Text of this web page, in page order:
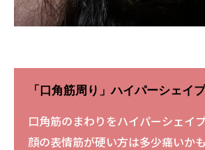
「口角筋周り」ハイパーシェイ
口角筋のまわりをハイパーシェイ
顔の表情筋が硬い方は多少痛いか